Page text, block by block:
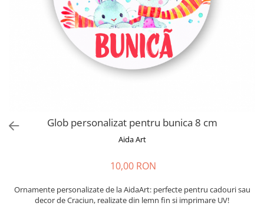
Decoratiuni Paste
Insigne / Brose
Agende Personalizate
Felicitari personalizate
Semne de Carte
Cadouri absolvire
Glob personalizat pentru bunica 8 cm
Aida Art
10,00 RON
Ornamente personalizate de la AidaArt: perfecte pentru cadouri sau
decor de Craciun, realizate din lemn fin si imprimare UV!